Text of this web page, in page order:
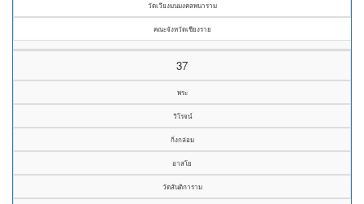
วัดเวียงมนมงคลพนาราม
คณะจังหวัดเชียงราย
37
พระ
วิโรจน์
กิ่งกล่อม
อาสโย
วัดสันติการาม